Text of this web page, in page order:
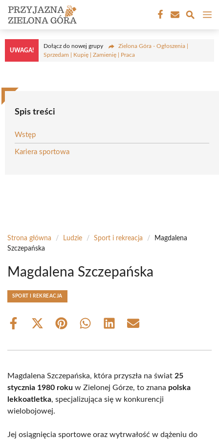
Przejdź
treści
UWAGA!
Dołącz do nowej grupy
Zielona Góra - Ogłoszenia |
Sprzedam | Kupię | Zamienię | Praca
Spis treści
Wstęp
Kariera sportowa
Strona główna / Ludzie / Sport i rekreacja /
Magdalena
Szczepańska
Magdalena Szczepańska
SPORT I REKREACJA
Share
Share
(Twitter)
Share Share Share Share
Magdalena Szczepańska, która przyszła na świat 25
stycznia 1980 roku w Zielonej Górze, to znana polska
lekkoatletka, specjalizująca się w konkurencji
wielobojowej.
Jej osiągnięcia sportowe oraz wytrwałość w dążeniu do